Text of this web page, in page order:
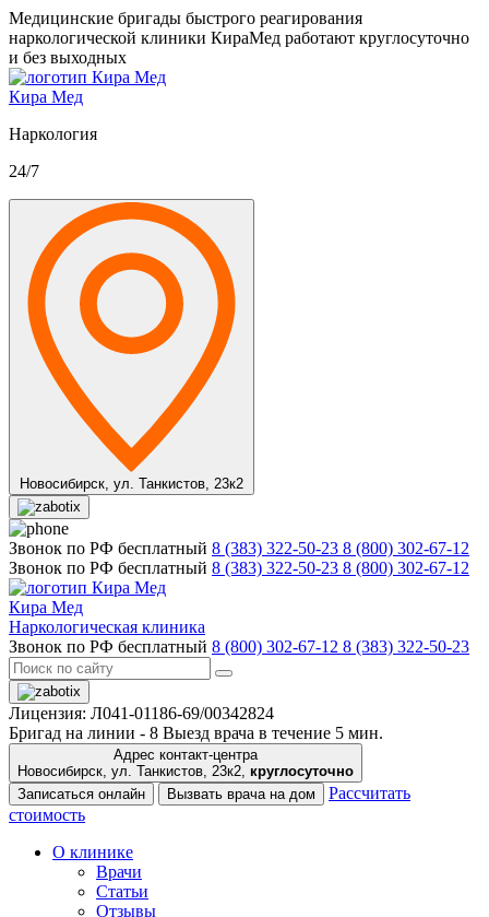
Медицинские бригады быстрого реагирования
наркологической клиники КираМед работают круглосуточно
и без выходных
Кира Мед
Наркология
24/7
Новосибирск, ул. Танкистов, 23к2
Звонок по РФ бесплатный 8 (383) 322-50-23 8 (800) 302-67-12
Звонок по РФ бесплатный 8 (383) 322-50-23 8 (800) 302-67-12
Кира Мед
Наркологическая клиника
Звонок по РФ бесплатный 8 (800) 302-67-12 8 (383) 322-50-23
Лицензия: Л041-01186-69/00342824
Бригад на линии - 8 Выезд врача в течение 5 мин.
Адрес контакт-центра
Новосибирск, ул. Танкистов, 23к2, круглосуточно
Записаться онлайн
Вызвать врача на дом
Рассчитать
стоимость
О клинике
Врачи
Статьи
Отзывы